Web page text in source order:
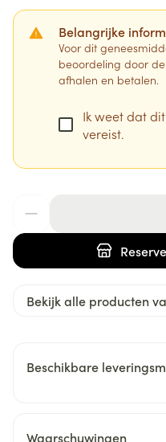
Belangrijke
Voor dit
beoordeling door
afhalen en betalen.
Ik weet dat
vereist.
Bekijk alle producten
Beschikbare
Waarschuwingen